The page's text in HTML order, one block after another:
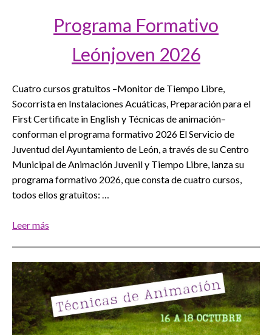
Programa Formativo
Leónjoven 2026
Cuatro cursos gratuitos –Monitor de Tiempo Libre,
Socorrista en Instalaciones Acuáticas, Preparación para el
First Certificate in English y Técnicas de animación–
conforman el programa formativo 2026 El Servicio de
Juventud del Ayuntamiento de León, a través de su Centro
Municipal de Animación Juvenil y Tiempo Libre, lanza su
programa formativo 2026, que consta de cuatro cursos,
todos ellos gratuitos: …
Leer más